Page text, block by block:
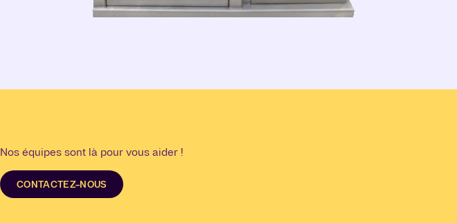
Nos équipes sont là pour vous aider !
CONTACTEZ-NOUS